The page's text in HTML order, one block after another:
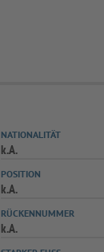
NATIONALITÄT
k.A.
POSITION
k.A.
RÜCKENNUMMER
k.A.